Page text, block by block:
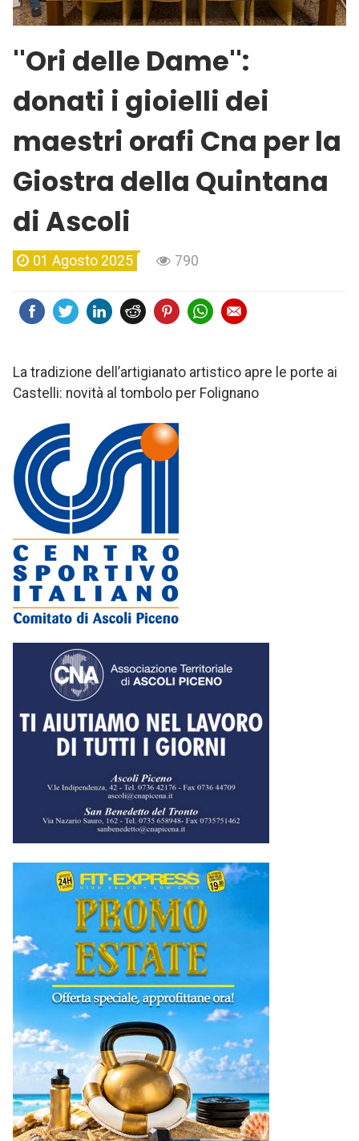
''Ori delle Dame'':
donati i gioielli dei
maestri orafi Cna per la
Giostra della Quintana
di Ascoli
01 Agosto 2025 790
La tradizione dell’artigianato artistico apre le porte ai
Castelli: novità al tombolo per Folignano